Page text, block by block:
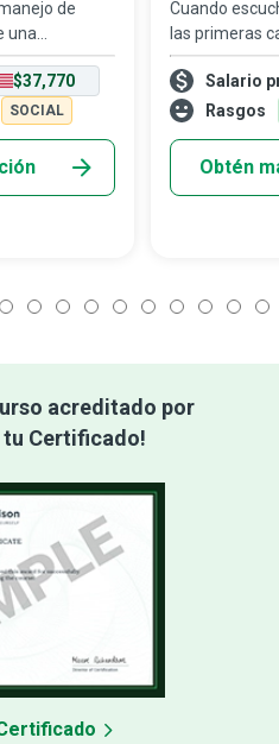
de
una
a los
que
$37,770
SOCIAL
Cuando
las primeras
mente son
otra carrera
Salario
Rasgos
Obtén
acreditado por
tu Certificado!